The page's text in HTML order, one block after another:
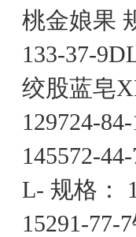
桃金娘果
133-37-
绞股蓝皂
129724-
145572-
L- 规格：
15291-77-